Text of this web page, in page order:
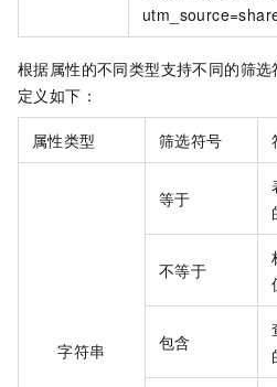
根据属性的不同类型支持不同的筛
定义如下：
属性类型 筛选符号
字符串
等于
不等于
包含